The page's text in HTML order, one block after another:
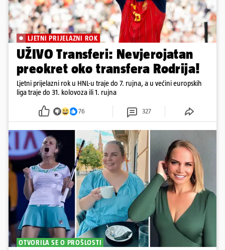
LJETNI PRIJELAZNI ROK
UŽIVO Transferi: Nevjerojatan
preokret oko transfera Rodrija!
Ljetni prijelazni rok u HNL-u traje do 7. rujna, a u većini europskih
liga traje do 31. kolovoza ili 1. rujna
76 327
OTVORILA SE O PROŠLOSTI